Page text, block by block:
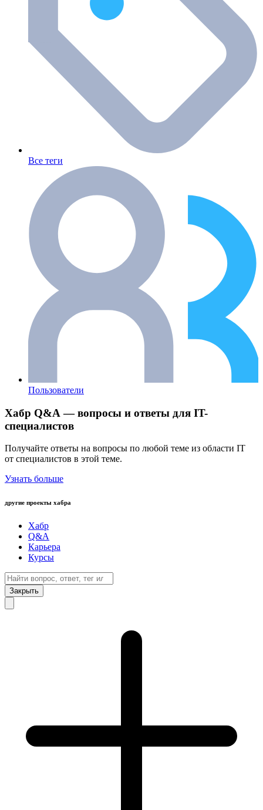
Все теги
Пользователи
Хабр Q&A — вопросы и ответы для IT-
специалистов
Получайте ответы на вопросы по любой теме из области IT
от специалистов в этой теме.
Узнать больше
другие проекты хабра
Хабр
Q&A
Карьера
Курсы
Закрыть